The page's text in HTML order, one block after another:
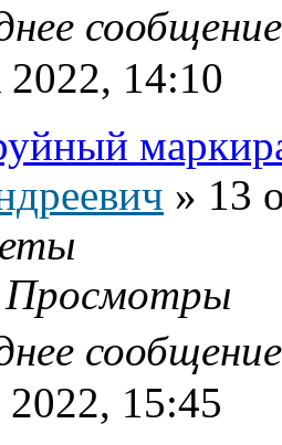
2022, 14:10
» 13
Просмотры
2022, 15:45